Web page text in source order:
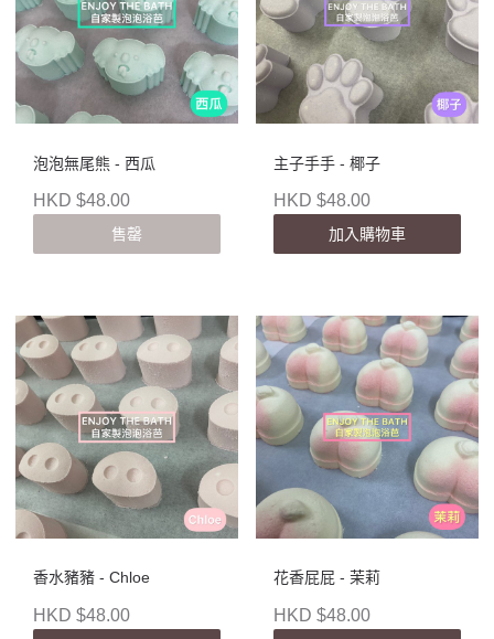
泡泡無尾熊 - 西瓜
HKD $48.00
售罄
主子手手 - 椰子
HKD $48.00
加入購物車
香水豬豬 - Chloe
HKD $48.00
花香屁屁 - 茉莉
HKD $48.00